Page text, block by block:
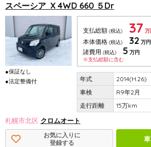
スペーシア X 4WD 660 ５Dr
●保証なし
●法定整備付
支払総額 (税込) 37 万
本体価格 (税込) 32 万円
諸費用 (税込) 5 万円
※支払総額に含む
2014(H.26)
R9年2月
15万km
札幌市北区 クロムオート
お気に入りに
登録する